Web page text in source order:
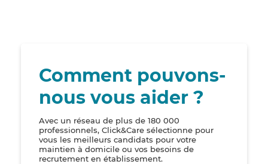
Comment pouvons-
nous vous aider ?
Avec un réseau de plus de 180 000
professionnels, Click&Care sélectionne pour
vous les meilleurs candidats pour votre
maintien à domicile ou vos besoins de
recrutement en établissement.